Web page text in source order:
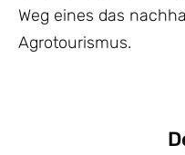
Weg eines das
Agrotourismus.